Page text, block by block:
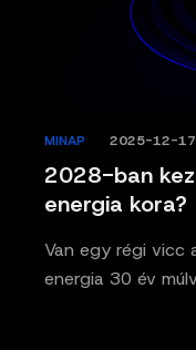
2028-ban
energia kora?
MINAP 2025-12-17
Van egy régi vicc
energia 30 év